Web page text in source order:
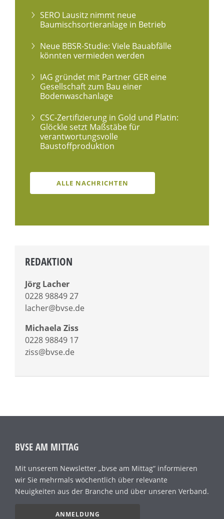
SERO Lausitz nimmt neue
Baumischsortieranlage in Betrieb
Neue BBSR-Studie: Viele Bauabfälle
könnten vermieden werden
IAG gründet mit Partner GER eine
Gesellschaft zum Bau einer
Bodenwaschanlage
CSC-Zertifizierung in Gold und Platin:
Glöckle setzt Maßstäbe für
verantwortungsvolle
Baustoffproduktion
ALLE NACHRICHTEN
REDAKTION
Jörg Lacher
0228 98849 27
lacher@bvse.de
Michaela Ziss
0228 98849 17
ziss@bvse.de
BVSE AM MITTAG
Mit unserem Newsletter „bvse am Mittag“ informieren
wir Sie mehrmals wöchentlich über relevante
Neuigkeiten aus der Branche und über unseren Verband.
ANMELDUNG